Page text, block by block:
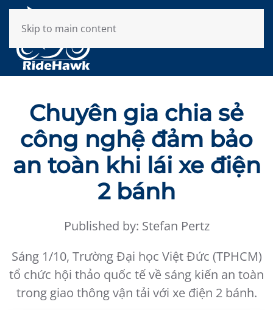
Skip to main content
Chuyên gia chia sẻ
công nghệ đảm bảo
an toàn khi lái xe điện
2 bánh
Published by: Stefan Pertz
Sáng 1/10, Trường Đại học Việt Đức (TPHCM)
tổ chức hội thảo quốc tế về sáng kiến an toàn
trong giao thông vận tải với xe điện 2 bánh.